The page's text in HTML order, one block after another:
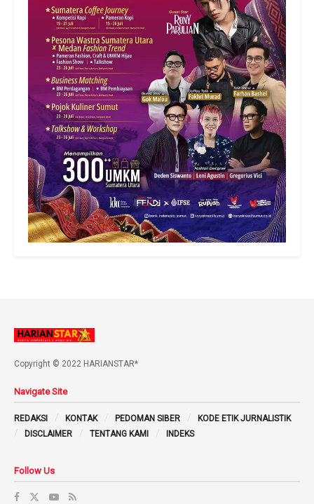
Copyright © 2022 HARIANSTAR*
Navigate Site
REDAKSI KONTAK PEDOMAN SIBER
KODE ETIK JURNALISTIK
DISCLAIMER
TENTANG KAMI INDEKS
Follow Us